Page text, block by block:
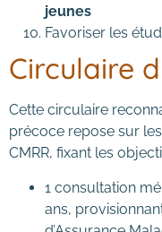
jeunes
Favoriser les
Circulaire
Cette circulaire
précoce repose sur
CMRR, fixant les
1 consultation
ans,